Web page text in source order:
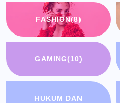
FASHION(8)
GAMING(10)
HUKUM DAN